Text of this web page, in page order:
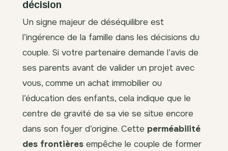
décision
Un signe majeur de déséquilibre est
l’ingérence de la famille dans les décisions du
couple. Si votre partenaire demande l’avis de
ses parents avant de valider un projet avec
vous, comme un achat immobilier ou
l’éducation des enfants, cela indique que le
centre de gravité de sa vie se situe encore
dans son foyer d’origine. Cette perméabilité
des frontières empêche le couple de former